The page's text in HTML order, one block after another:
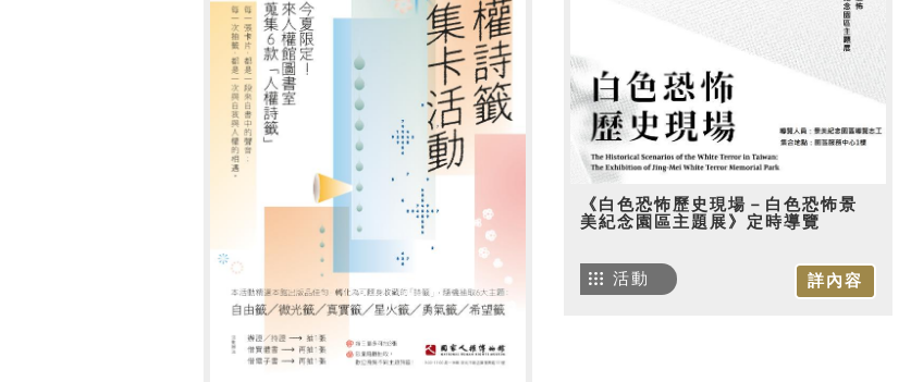
《白色恐怖歷史現場－白色恐怖景
美紀念園區主題展》定時導覽
詳內容
活動